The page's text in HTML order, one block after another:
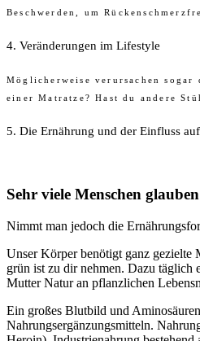
Beschwerden, um
4. Veränderungen im Lifestyle
Möglicherweise verursachen
einer Matratze? Hast du andere
5. Die Ernährung und der Einfluss
Sehr viele Menschen
Nimmt man jedoch die
Unser Körper benötigt ganz gezielte
grün ist zu dir nehmen. Dazu täglich
Mutter Natur an pflanzlichen
Ein großes Blutbild und
Nahrungsergänzungsmitteln.